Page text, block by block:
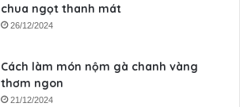
chua ngọt thanh mát
26/12/2024
Cách làm món nộm gà chanh vàng
thơm ngon
21/12/2024